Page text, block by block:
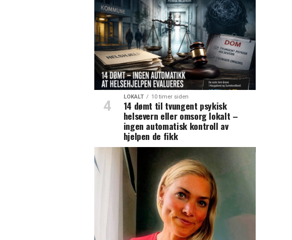
LOKALT 10 timer siden
14 dømt til tvungent psykisk
helsevern eller omsorg lokalt –
ingen automatisk kontroll av
hjelpen de fikk